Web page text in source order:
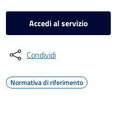
Accedi al servizio
Condividi
Normativa di riferimento